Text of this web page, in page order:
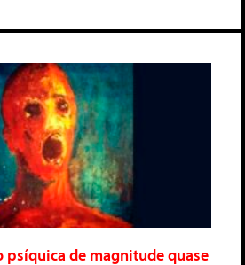
psíquica de magnitude quase